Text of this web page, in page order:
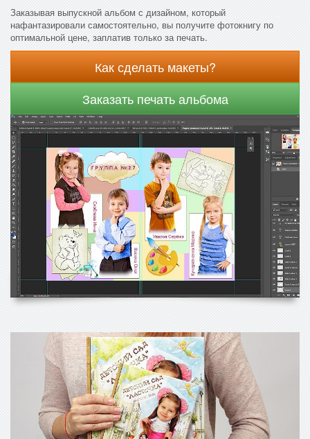
Заказывая выпускной альбом с дизайном, который
нафантазировали самостоятельно, вы получите фотокнигу по
оптимальной цене, заплатив только за печать.
Как сделать макеты?
Заказать печать альбома